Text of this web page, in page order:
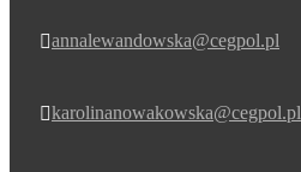
annalewandowska@cegpol.pl
karolinanowakowska@cegpol.pl